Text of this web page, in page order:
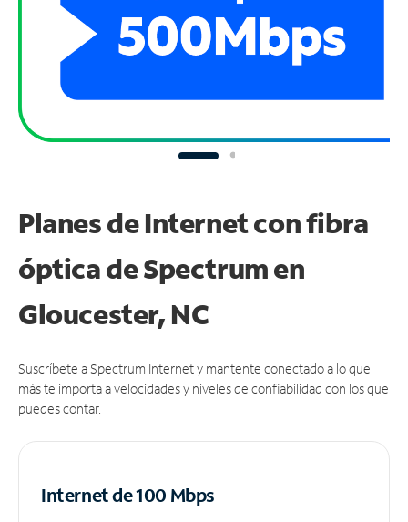
Planes de Internet con fibra
óptica de Spectrum en
Gloucester, NC
Suscríbete a Spectrum Internet y mantente conectado a lo que
más te importa a velocidades y niveles de confiabilidad con los que
puedes contar.
Internet de 100 Mbps